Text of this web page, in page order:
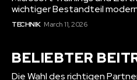
wichtiger Bestandteil
TECHNIK March 11, 2026
BELIEBTER
Die Wahl des richtigen